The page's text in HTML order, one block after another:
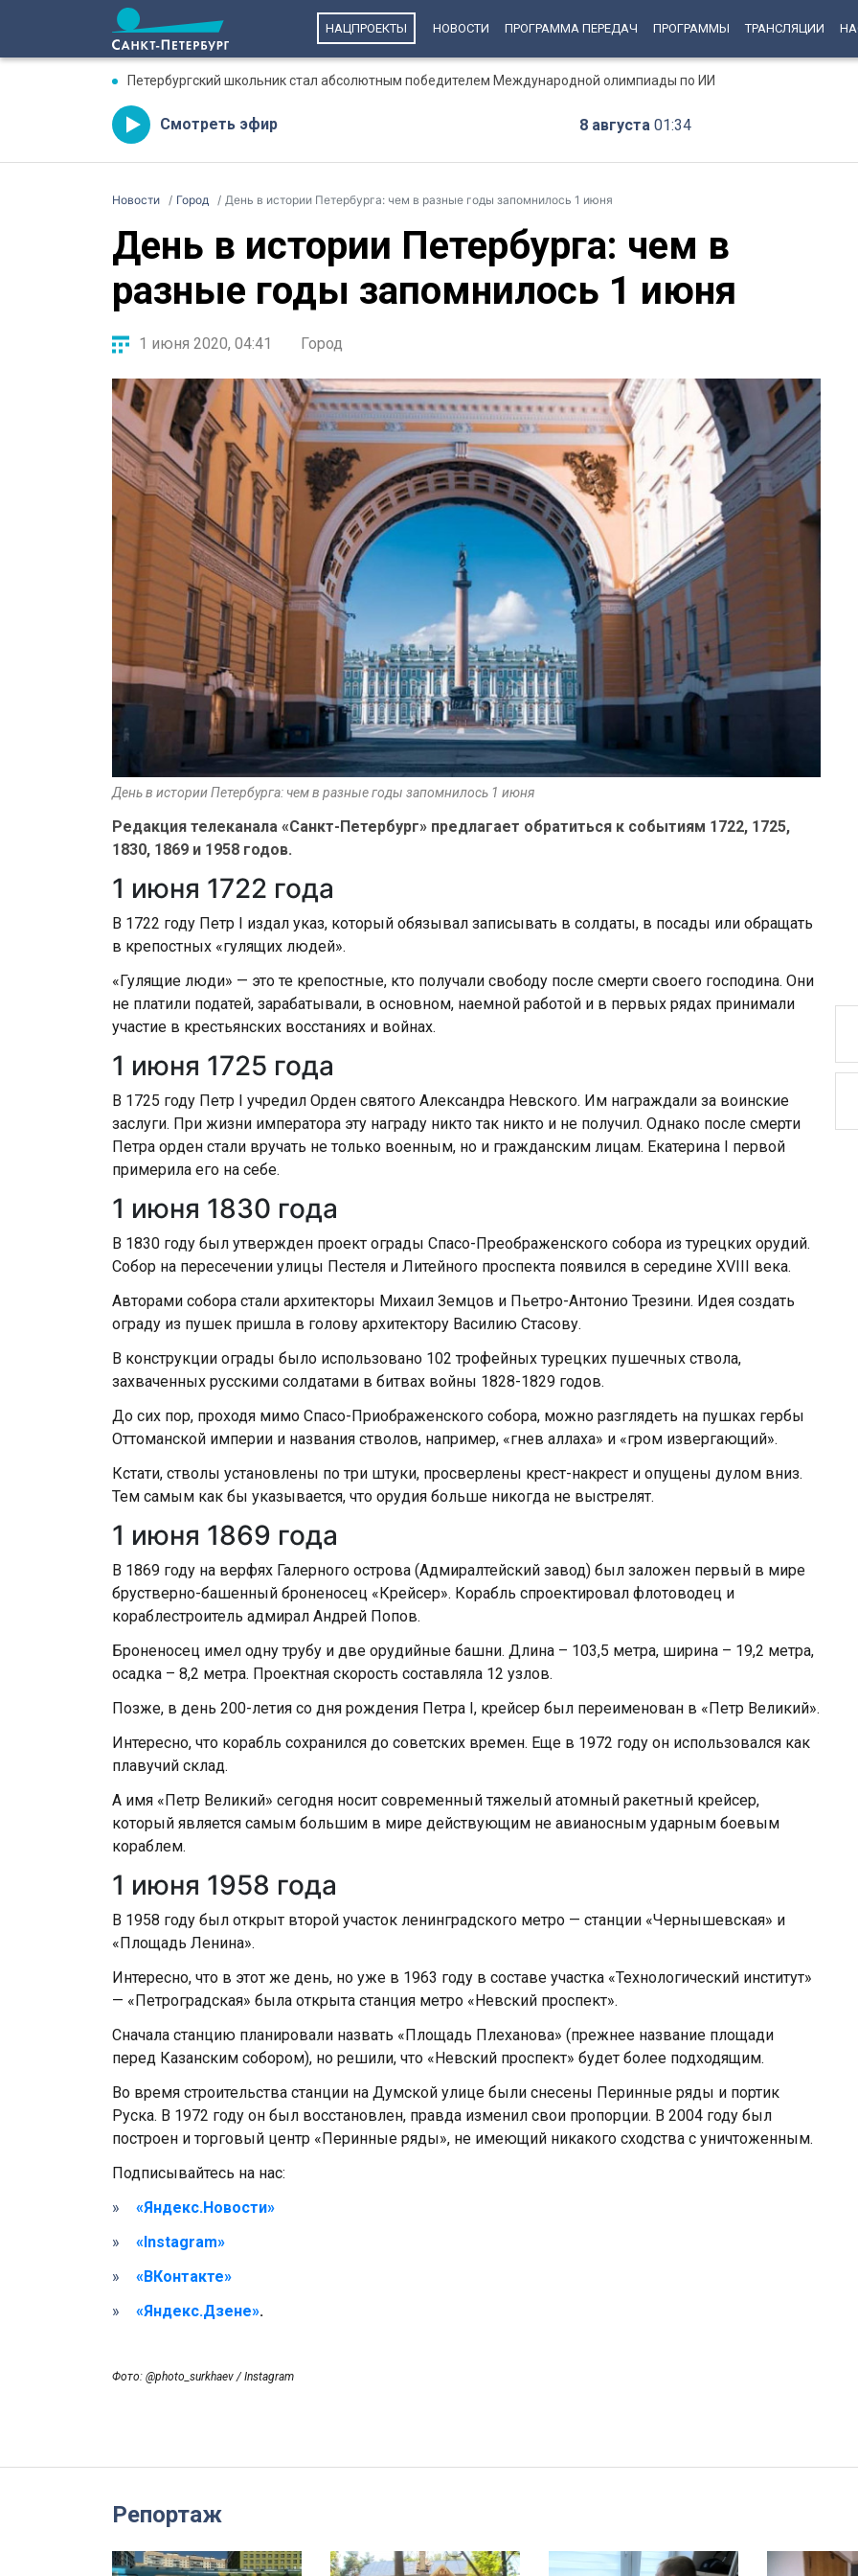
НАЦПРОЕКТЫ НОВОСТИ ПРОГРАММА ПЕРЕДАЧ ПРОГРАММЫ ТРАНСЛЯЦИИ
Петербургский школьник стал абсолютным победителем Международной олимпиады по ИИ
Смотреть эфир 8 августа 01:34
Новости Город День в истории Петербурга: чем в разные годы запомнилось 1 июня
День в истории Петербурга: чем в
разные годы запомнилось 1 июня
1 июня 2020, 04:41 Город
День в истории Петербурга: чем в разные годы запомнилось 1 июня
Редакция телеканала «Санкт-Петербург» предлагает обратиться к событиям 1722, 1725,
1830, 1869 и 1958 годов.
1 июня 1722 года
В 1722 году Петр I издал указ, который обязывал записывать в солдаты, в посады или обращать
в крепостных «гулящих людей».
«Гулящие люди» — это те крепостные, кто получали свободу после смерти своего господина. Они
не платили податей, зарабатывали, в основном, наемной работой и в первых рядах принимали
участие в крестьянских восстаниях и войнах.
1 июня 1725 года
В 1725 году Петр I учредил Орден святого Александра Невского. Им награждали за воинские
заслуги. При жизни императора эту награду никто так никто и не получил. Однако после смерти
Петра орден стали вручать не только военным, но и гражданским лицам. Екатерина I первой
примерила его на себе.
1 июня 1830 года
В 1830 году был утвержден проект ограды Спасо-Преображенского собора из турецких орудий.
Собор на пересечении улицы Пестеля и Литейного проспекта появился в середине XVIII века.
Авторами собора стали архитекторы Михаил Земцов и Пьетро-Антонио Трезини. Идея создать
ограду из пушек пришла в голову архитектору Василию Стасову.
В конструкции ограды было использовано 102 трофейных турецких пушечных ствола,
захваченных русскими солдатами в битвах войны 1828-1829 годов.
До сих пор, проходя мимо Спасо-Приображенского собора, можно разглядеть на пушках гербы
Оттоманской империи и названия стволов, например, «гнев аллаха» и «гром извергающий».
Кстати, стволы установлены по три штуки, просверлены крест-накрест и опущены дулом вниз.
Тем самым как бы указывается, что орудия больше никогда не выстрелят.
1 июня 1869 года
В 1869 году на верфях Галерного острова (Адмиралтейский завод) был заложен первый в мире
брустверно-башенный броненосец «Крейсер». Корабль спроектировал флотоводец и
кораблестроитель адмирал Андрей Попов.
Броненосец имел одну трубу и две орудийные башни. Длина – 103,5 метра, ширина – 19,2 метра,
осадка – 8,2 метра. Проектная скорость составляла 12 узлов.
Позже, в день 200-летия со дня рождения Петра I, крейсер был переименован в «Петр Великий».
Интересно, что корабль сохранился до советских времен. Еще в 1972 году он использовался как
плавучий склад.
А имя «Петр Великий» сегодня носит современный тяжелый атомный ракетный крейсер,
который является самым большим в мире действующим не авианосным ударным боевым
кораблем.
1 июня 1958 года
В 1958 году был открыт второй участок ленинградского метро — станции «Чернышевская» и
«Площадь Ленина».
Интересно, что в этот же день, но уже в 1963 году в составе участка «Технологический институт»
— «Петроградская» была открыта станция метро «Невский проспект».
Сначала станцию планировали назвать «Площадь Плеханова» (прежнее название площади
перед Казанским собором), но решили, что «Невский проспект» будет более подходящим.
Во время строительства станции на Думской улице были снесены Перинные ряды и портик
Руска. В 1972 году он был восстановлен, правда изменил свои пропорции. В 2004 году был
построен и торговый центр «Перинные ряды», не имеющий никакого сходства с уничтоженным.
Подписывайтесь на нас:
«Яндекс.Новости»
«Instagram»
«ВКонтакте»
«Яндекс.Дзене».
Фото: @photo_surkhaev / Instagram
Репортаж